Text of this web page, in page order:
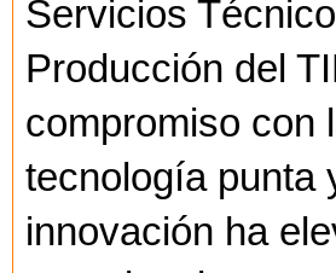
Servicios
Producción del
compromiso con
tecnología punta
innovación ha